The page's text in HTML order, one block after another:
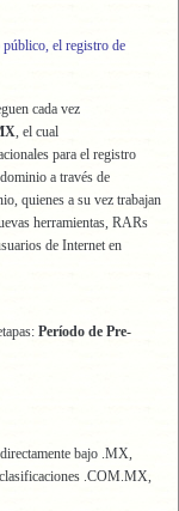
público, el registro de
cada vez
, el cual
para el registro
a través de
quienes a su vez trabajan
herramientas, RARs
de Internet en
Período de Pre-
bajo .MX,
clasificaciones .COM.MX,